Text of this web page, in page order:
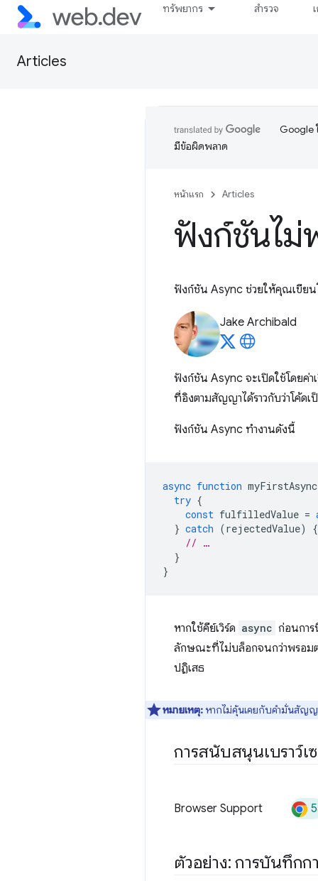
ทรัพยากร สำรวจ
Articles
Google
มีข้อผิดพลาด
หน้าแรก Articles
ฟังก์ชันไ
ฟังก์ชัน Async ช่วยให้คุณเขียน
Jake Archibald
ฟังก์ชัน Async จะเปิดใช้โดยค่
ที่อิงตามสัญญาได้ราวกับว่าโค้ด
ฟังก์ชัน Async ทํางานดังนี้
async function
try {
const fulfilledValue =
} catch (rejectedValue)
{
// …
}
}
หากใช้คีย์เวิร์ด async ก่อนกา
ลักษณะที่ไม่บล็อกจนกว่าพรอม
ปฏิเสธ
หมายเหตุ: หากไม่คุ้นเคยกับคำมั่นสัญญ
การสนับสนุนเบราว์เ
Browser Support
ตัวอย่าง: การบันทึกก